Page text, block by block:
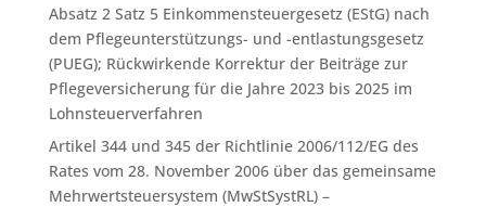
Absatz 2 Satz 5 Einkommensteuergesetz (EStG) nach
dem Pflegeunterstützungs- und -entlastungsgesetz
(PUEG); Rückwirkende Korrektur der Beiträge zur
Pflegeversicherung für die Jahre 2023 bis 2025 im
Lohnsteuerverfahren
Artikel 344 und 345 der Richtlinie 2006/112/EG des
Rates vom 28. November 2006 über das gemeinsame
Mehrwertsteuersystem (MwStSystRL) –